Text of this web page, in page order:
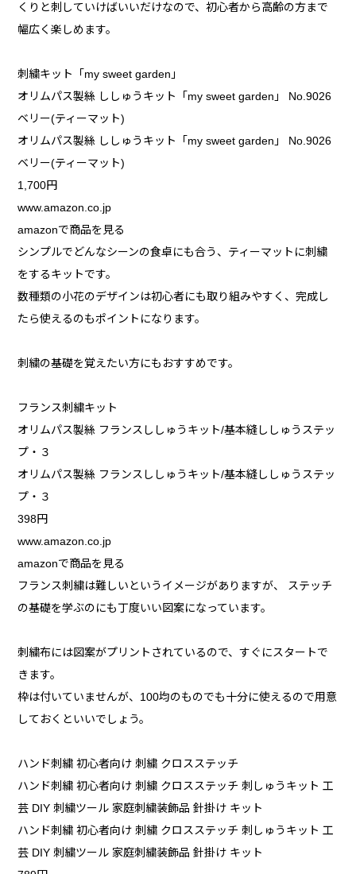
くりと刺していけばいいだけなので、初心者から高齢の方まで
幅広く楽しめます。
刺繍キット「my sweet garden」
オリムパス製絲 ししゅうキット「my sweet garden」 No.9026
ベリー(ティーマット)
オリムパス製絲 ししゅうキット「my sweet garden」 No.9026
ベリー(ティーマット)
1,700円
www.amazon.co.jp
amazonで商品を見る
シンプルでどんなシーンの食卓にも合う、ティーマットに刺繍
をするキットです。
数種類の小花のデザインは初心者にも取り組みやすく、完成し
たら使えるのもポイントになります。
刺繍の基礎を覚えたい方にもおすすめです。
フランス刺繍キット
オリムパス製絲 フランスししゅうキット/基本縫ししゅうステッ
プ・３
オリムパス製絲 フランスししゅうキット/基本縫ししゅうステッ
プ・３
398円
www.amazon.co.jp
amazonで商品を見る
フランス刺繍は難しいというイメージがありますが、 ステッチ
の基礎を学ぶのにも丁度いい図案になっています。
刺繍布には図案がプリントされているので、すぐにスタートで
きます。
枠は付いていませんが、100均のものでも十分に使えるので用意
しておくといいでしょう。
ハンド刺繍 初心者向け 刺繍 クロスステッチ
ハンド刺繍 初心者向け 刺繍 クロスステッチ 刺しゅうキット 工
芸 DIY 刺繍ツール 家庭刺繍装飾品 針掛け キット
ハンド刺繍 初心者向け 刺繍 クロスステッチ 刺しゅうキット 工
芸 DIY 刺繍ツール 家庭刺繍装飾品 針掛け キット